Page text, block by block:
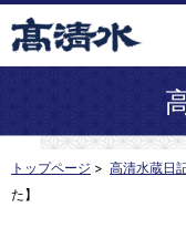
トップページ > 高清水蔵日
た】